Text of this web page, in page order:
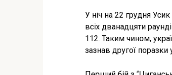
У ніч на 22 грудня
всіх дванадцяти
112. Таким чином,
зазнав другої поразки